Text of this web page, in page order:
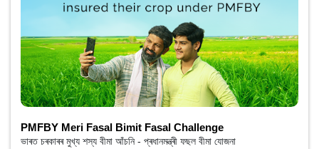
PMFBY Meri Fasal Bimit Fasal Challenge
ভাৰত চৰকাৰৰ মুখ্য শস্য বীমা আঁচনি - প্ৰধানমন্ত্ৰী ফছল বীমা যোজনা